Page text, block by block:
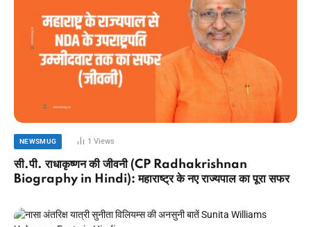
NEWSMUG 1Views
सी.पी. राधाकृष्णन की जीवनी (CP Radhakrishnan
Biography in Hindi): महाराष्ट्र के नए राज्यपाल का पूरा सफर